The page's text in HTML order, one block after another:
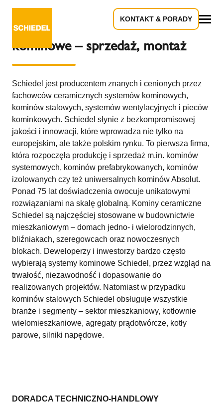
KONTAKT & PORADY
Kominy Gdańsk – systemy
kominowe – sprzedaż, montaż
Schiedel jest producentem znanych i cenionych przez
fachowców ceramicznych systemów kominowych,
kominów stalowych, systemów wentylacyjnych i pieców
kominkowych. Schiedel słynie z bezkompromisowej
jakości i innowacji, które wprowadza nie tylko na
europejskim, ale także polskim rynku. To pierwsza firma,
która rozpoczęła produkcję i sprzedaż m.in. kominów
systemowych, kominów prefabrykowanych, kominów
izolowanych czy też uniwersalnych kominów Absolut.
Ponad 75 lat doświadczenia owocuje unikatowymi
rozwiązaniami na skalę globalną. Kominy ceramiczne
Schiedel są najczęściej stosowane w budownictwie
mieszkaniowym – domach jedno- i wielorodzinnych,
bliźniakach, szeregowcach oraz nowoczesnych
blokach. Deweloperzy i inwestorzy bardzo często
wybierają systemy kominowe Schiedel, przez wzgląd na
trwałość, niezawodność i dopasowanie do
realizowanych projektów. Natomiast w przypadku
kominów stalowych Schiedel obsługuje wszystkie
branże i segmenty – sektor mieszkaniowy, kotłownie
wielomieszkaniowe, agregaty prądotwórcze, kotły
parowe, silniki napędowe.
DORADCA TECHNICZNO-HANDLOWY